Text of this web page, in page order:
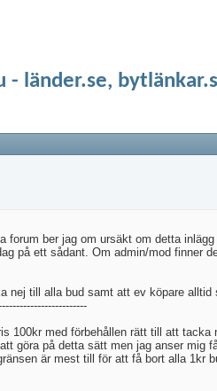
- länder.se,
forum ber jag om ursäkt om detta
på ett sådant. Om admin/mod finner
nej till alla bud samt att ev köpare alltid
100kr med förbehållen rätt till att tacka
göra på detta sätt men jag anser mig
är mest till för att få bort alla 1kr